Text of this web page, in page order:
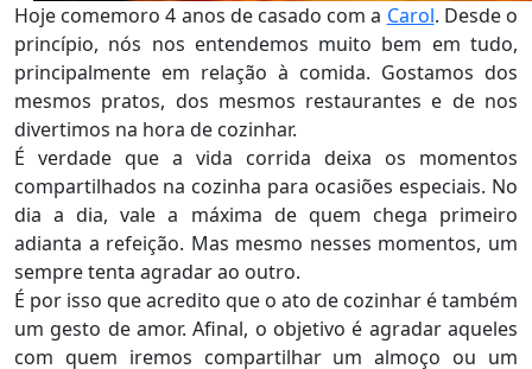
Hoje comemoro 4 anos de casado com a Carol. Desde o
princípio, nós nos entendemos muito bem em tudo,
principalmente em relação à comida. Gostamos dos
mesmos pratos, dos mesmos restaurantes e de nos
divertimos na hora de cozinhar.
É verdade que a vida corrida deixa os momentos
compartilhados na cozinha para ocasiões especiais. No
dia a dia, vale a máxima de quem chega primeiro
adianta a refeição. Mas mesmo nesses momentos, um
sempre tenta agradar ao outro.
É por isso que acredito que o ato de cozinhar é também
um gesto de amor. Afinal, o objetivo é agradar aqueles
com quem iremos compartilhar um almoço ou um